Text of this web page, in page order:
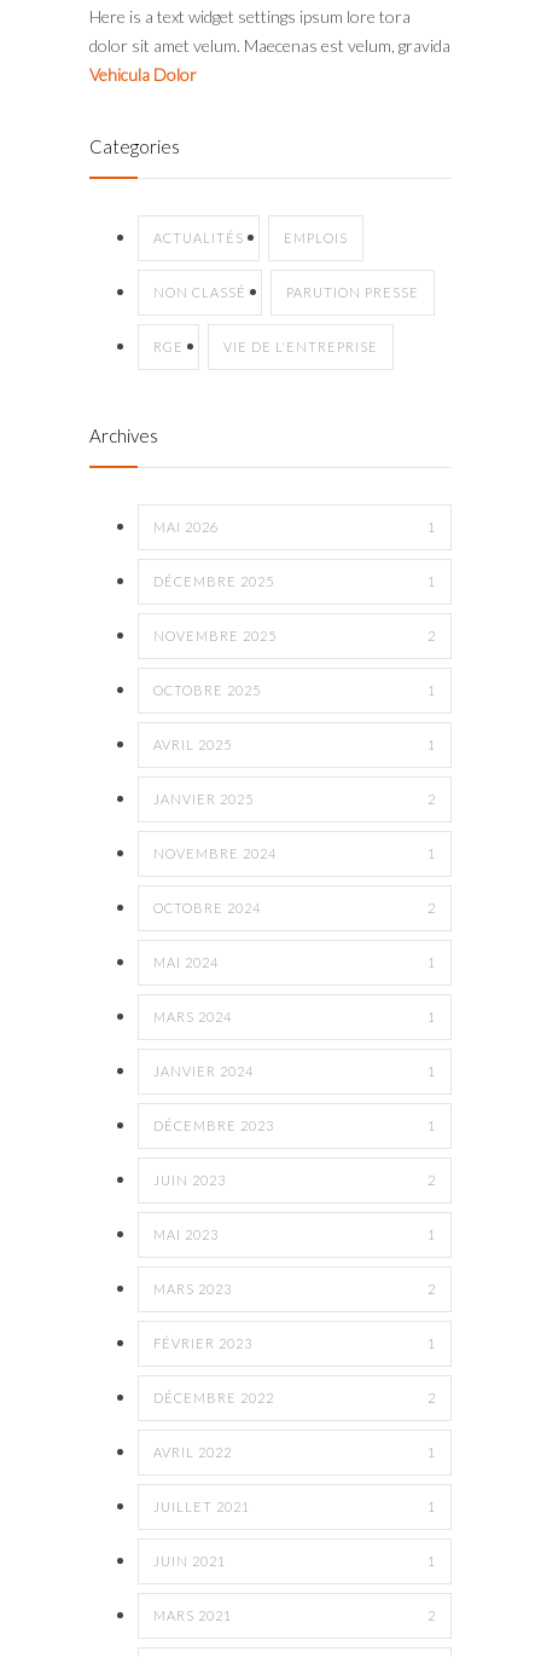
Here is a text widget settings ipsum lore tora
dolor sit amet velum. Maecenas est velum, gravida
Vehicula Dolor
Categories
ACTUALITÉS EMPLOIS
NON CLASSÉ PARUTION PRESSE
RGE VIE DE L'ENTREPRISE
Archives
MAI 2026 1
DÉCEMBRE 2025 1
NOVEMBRE 2025 2
OCTOBRE 2025 1
AVRIL 2025 1
JANVIER 2025 2
NOVEMBRE 2024 1
OCTOBRE 2024 2
MAI 2024 1
MARS 2024 1
JANVIER 2024 1
DÉCEMBRE 2023 1
JUIN 2023 2
MAI 2023 1
MARS 2023 2
FÉVRIER 2023 1
DÉCEMBRE 2022 2
AVRIL 2022 1
JUILLET 2021 1
JUIN 2021 1
MARS 2021 2